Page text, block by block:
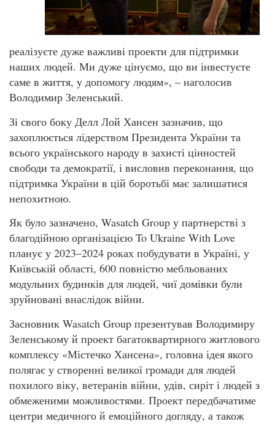
реалізуєте дуже важливі проекти для підтримки
наших людей. Ми дуже цінуємо, що ви інвестуєте
саме в життя, у допомогу людям», – наголосив
Володимир Зеленський.
Зі свого боку Делл Лой Хансен зазначив, що
захоплюється лідерством Президента України та
всього українського народу в захисті цінностей
свободи та демократії, і висловив переконання, що
підтримка України в цій боротьбі має залишатися
непохитною.
Як було зазначено, Wasatch Group у партнерстві з
благодійною організацією To Ukraine With Love
планує у 2023–2024 роках побудувати в Україні, у
Київській області, 600 повністю мебльованих
модульних будинків для людей, чиї домівки були
зруйновані внаслідок війни.
Засновник Wasatch Group презентував Володимиру
Зеленському й проект багатоквартирного житлового
комплексу «Містечко Хансена», головна ідея якого
полягає у створенні великої громади для людей
похилого віку, ветеранів війни, удів, сиріт і людей з
обмеженими можливостями. Проект передбачатиме
центри медичного й емоційного догляду, а також